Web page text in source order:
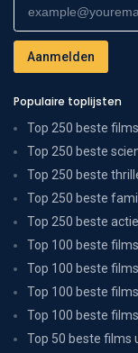
Populaire toplijsten
Top 250 beste
Top 250 beste
Top 250 beste
Top 250 beste
Top 250 beste
Top 100 beste
Top 100 beste
Top 100 beste
Top 100 beste
Top 50 beste films